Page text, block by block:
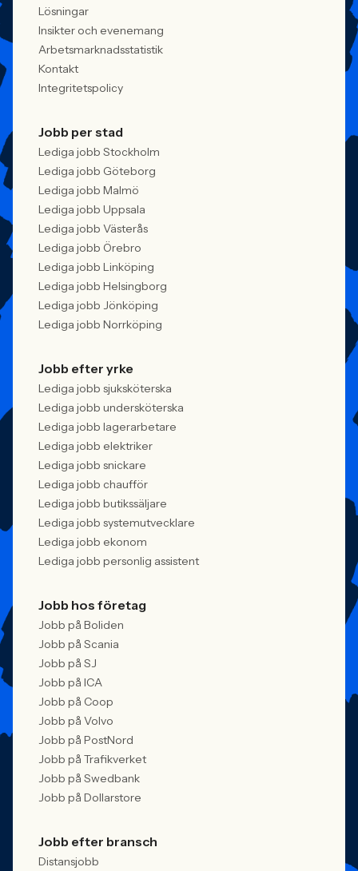
Lösningar
Insikter och evenemang
Arbetsmarknadsstatistik
Kontakt
Integritetspolicy
Jobb per stad
Lediga jobb Stockholm
Lediga jobb Göteborg
Lediga jobb Malmö
Lediga jobb Uppsala
Lediga jobb Västerås
Lediga jobb Örebro
Lediga jobb Linköping
Lediga jobb Helsingborg
Lediga jobb Jönköping
Lediga jobb Norrköping
Jobb efter yrke
Lediga jobb sjuksköterska
Lediga jobb undersköterska
Lediga jobb lagerarbetare
Lediga jobb elektriker
Lediga jobb snickare
Lediga jobb chaufför
Lediga jobb butikssäljare
Lediga jobb systemutvecklare
Lediga jobb ekonom
Lediga jobb personlig assistent
Jobb hos företag
Jobb på Boliden
Jobb på Scania
Jobb på SJ
Jobb på ICA
Jobb på Coop
Jobb på Volvo
Jobb på PostNord
Jobb på Trafikverket
Jobb på Swedbank
Jobb på Dollarstore
Jobb efter bransch
Distansjobb